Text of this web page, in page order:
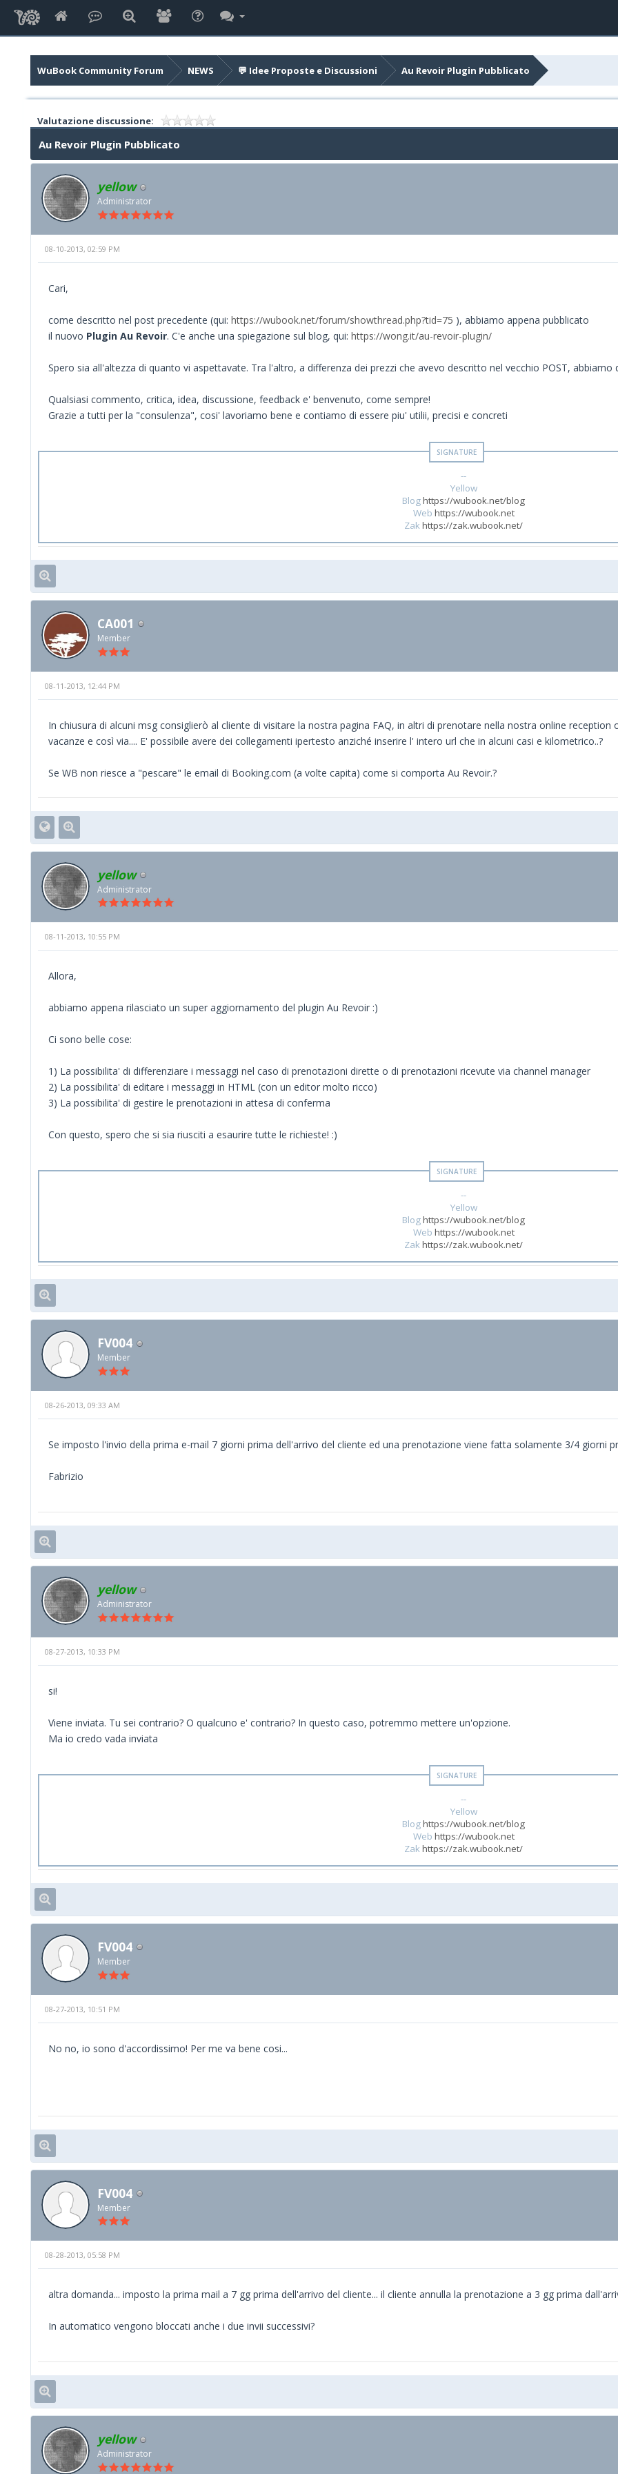
WuBook Community Forum NEWS 💬 Idee Proposte e Discussioni Au Revoir Plugin Pubblicato
Valutazione discussione:
Au Revoir Plugin Pubblicato
yellow
Administrator
08-10-2013, 02:59 PM
Cari,
come descritto nel post precedente (qui: https://wubook.net/forum/showthread.php?tid=75 ), abbiamo appena pubblicato
il nuovo Plugin Au Revoir. C'e anche una spiegazione sul blog, qui: https://wong.it/au-revoir-plugin/
Spero sia all'altezza di quanto vi aspettavate. Tra l'altro, a differenza dei prezzi che avevo descritto nel vecchio POST,
Qualsiasi commento, critica, idea, discussione, feedback e' benvenuto, come sempre!
Grazie a tutti per la "consulenza", cosi' lavoriamo bene e contiamo di essere piu' utilii, precisi e concreti
--
Yellow
Bloghttps://wubook.net/blog
Web https://wubook.net
Zakhttps://zak.wubook.net/
CA001
Member
08-11-2013, 12:44 PM
In chiusura di alcuni msg consiglierò al cliente di visitare la nostra pagina FAQ, in altri di prenotare nella nostra online
vacanze e così via.... E' possibile avere dei collegamenti ipertesto anziché inserire l' intero url che in alcuni casi e kilometrico..?
Se WB non riesce a "pescare" le email di Booking.com (a volte capita) come si comporta Au Revoir.?
yellow
Administrator
08-11-2013, 10:55 PM
Allora,
abbiamo appena rilasciato un super aggiornamento del plugin Au Revoir :)
Ci sono belle cose:
1) La possibilita' di differenziare i messaggi nel caso di prenotazioni dirette o di prenotazioni ricevute via channel manager
2) La possibilita' di editare i messaggi in HTML (con un editor molto ricco)
3) La possibilita' di gestire le prenotazioni in attesa di conferma
Con questo, spero che si sia riusciti a esaurire tutte le richieste! :)
--
Yellow
Bloghttps://wubook.net/blog
Web https://wubook.net
Zakhttps://zak.wubook.net/
FV004
Member
08-26-2013, 09:33 AM
Se imposto l'invio della prima e-mail 7 giorni prima dell'arrivo del cliente ed una prenotazione viene fatta solamente 3/4 giorni
Fabrizio
yellow
Administrator
08-27-2013, 10:33 PM
si!
Viene inviata. Tu sei contrario? O qualcuno e' contrario? In questo caso, potremmo mettere un'opzione.
Ma io credo vada inviata
--
Yellow
Bloghttps://wubook.net/blog
Web https://wubook.net
Zakhttps://zak.wubook.net/
FV004
Member
08-27-2013, 10:51 PM
No no, io sono d'accordissimo! Per me va bene cosi...
FV004
Member
08-28-2013, 05:58 PM
altra domanda... imposto la prima mail a 7 gg prima dell'arrivo del cliente... il cliente annulla la prenotazione a 3 gg prima
In automatico vengono bloccati anche i due invii successivi?
yellow
Administrator